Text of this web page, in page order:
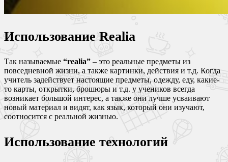
Использование Realia
Так называемые “realia” – это реальные предметы из
повседневной жизни, а также картинки, действия и т.д. Когда
учитель задействует настоящие предметы, одежду, еду, какие-
то карты, открытки, брошюры и т.д. у учеников всегда
возникает большой интерес, а также они лучше усваивают
новый материал и видят, как язык, который они изучают,
соотносится с реальной жизнью.
Использование технологий